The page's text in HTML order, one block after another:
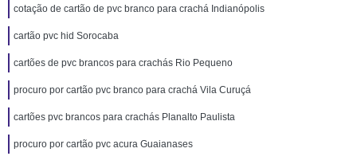
cotação de cartão de pvc branco para crachá Indianópolis
cartão pvc hid Sorocaba
cartões de pvc brancos para crachás Rio Pequeno
procuro por cartão pvc branco para crachá Vila Curuçá
cartões pvc brancos para crachás Planalto Paulista
procuro por cartão pvc acura Guaianases